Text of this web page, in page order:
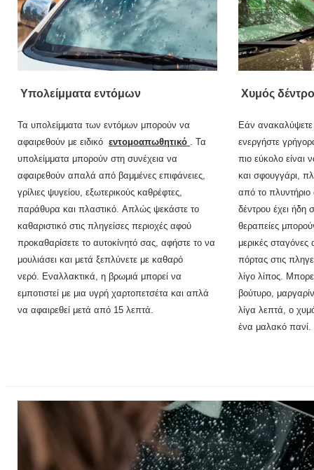
Υπολείμματα εντόμων
Τα υπολείμματα των εντόμων μπορούν να
αφαιρεθούν με ειδικό εντομοαπωθητικό . Τα
υπολείμματα μπορούν στη συνέχεια να
αφαιρεθούν απαλά από βαμμένες επιφάνειες,
γρίλιες ψυγείου, εξωτερικούς καθρέφτες,
παράθυρα και πλαστικό. Απλώς ψεκάστε το
καθαριστικό στις πληγείσες περιοχές αφού
προκαθαρίσετε το αυτοκίνητό σας, αφήστε το να
μουλιάσει και μετά ξεπλύνετε με καθαρό
νερό. Εναλλακτικά, η βρωμιά μπορεί να
εμποτιστεί με μια υγρή χαρτοπετσέτα και απλά
να αφαιρεθεί μετά από 15 λεπτά.
Χυμός
Εάν
ενεργήστε
πιο εύκολο είναι
και σφουγγάρι,
από το
δέντρου έχει ήδη
θεραπείες
μερικές
πόρτας στις
λίγο λίπος.
βούτυρο,
λίγα λεπτά, ο
ένα μαλακό πανί.